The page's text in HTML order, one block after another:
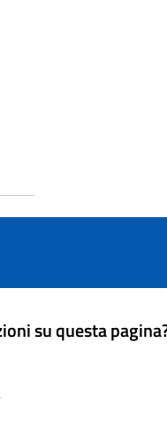
su questa